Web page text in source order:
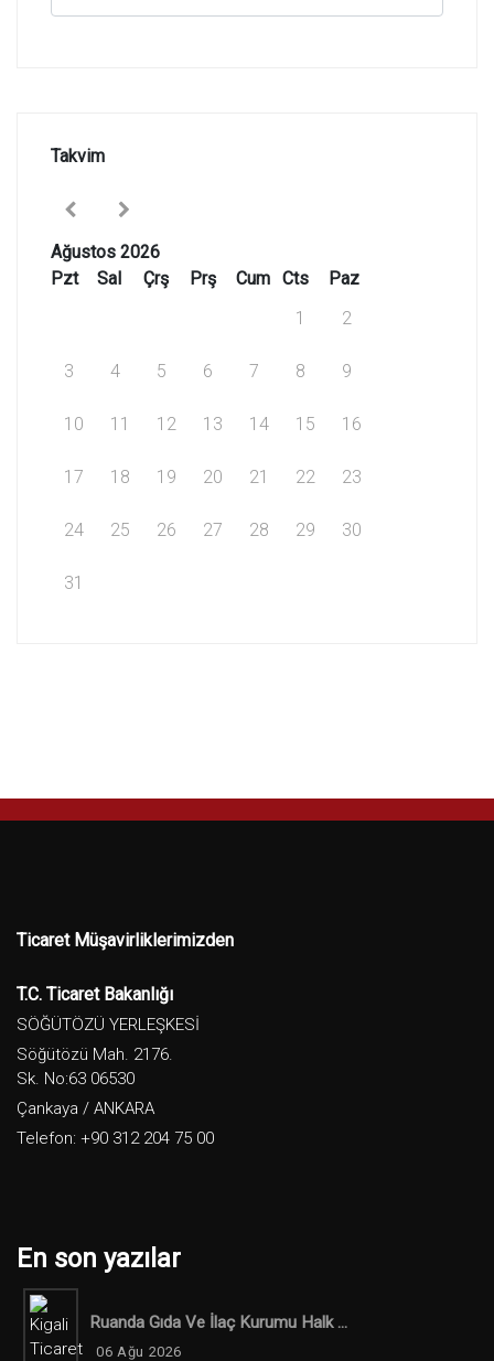
Takvim
Ağustos 2026
Pzt
Sal Çrş Prş Cum Cts
Paz
1
2
3 4 5 6 7 8 9
10 11 12 13 14 15 16
17 18 19 20 21 22 23
24 25 26 27 28 29 30
31
Ticaret Müşavirliklerimizden
T.C. Ticaret Bakanlığı
SÖĞÜTÖZÜ YERLEŞKESİ
Söğütözü Mah. 2176.
Sk. No:63 06530
Çankaya / ANKARA
Telefon: +90 312 204 75 00
En son yazılar
Ruanda Gıda Ve İlaç Kurumu Halk ...
06 Ağu 2026